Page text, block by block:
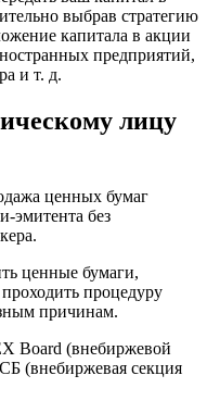
выбрав стратегию
капитала в акции
предприятий,
и т. д.
лицу
ценных бумаг
эмитента без
ценные бумаги,
процедуру
причинам.
Board (внебиржевой
(внебиржевая секция